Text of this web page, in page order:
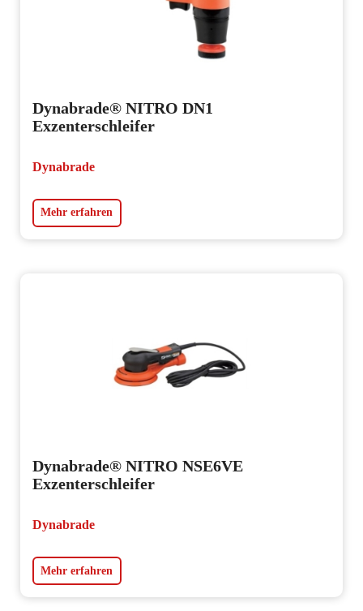
Dynabrade® NITRO DN1
Exzenterschleifer
Dynabrade
Mehr erfahren
Dynabrade® NITRO NSE6VE
Exzenterschleifer
Dynabrade
Mehr erfahren